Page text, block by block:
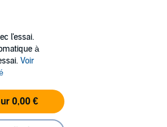
l'essai.
à
Voir
0,00 €